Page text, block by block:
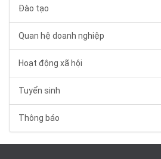
Đào tạo
Quan hệ doanh nghiệp
Hoạt động xã hội
Tuyển sinh
Thông báo